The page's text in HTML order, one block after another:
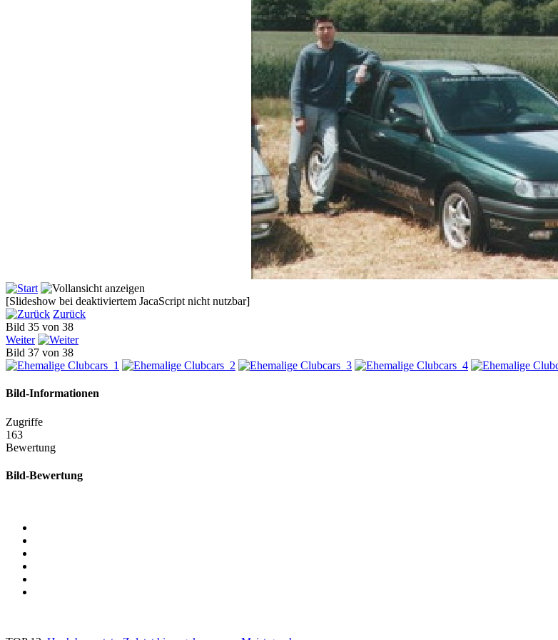
[Slideshow bei deaktiviertem JacaScript nicht nutzbar]
Zurück
Bild 35 von 38
Weiter
Bild 37 von 38
Bild-Informationen
Zugriffe
163
Bewertung
Bild-Bewertung